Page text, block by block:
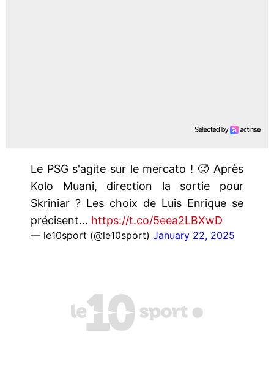
Le PSG s'agite sur le mercato ! 🥵 Après
Kolo Muani, direction la sortie pour
Skriniar ? Les choix de Luis Enrique se
précisent... https://t.co/5eea2LBXwD
— le10sport (@le10sport) January 22, 2025